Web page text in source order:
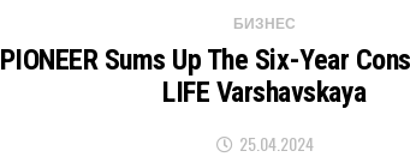
БИЗНЕС
PIONEER Sums Up The Six-Year
LIFE Varshavskaya
25.04.2024